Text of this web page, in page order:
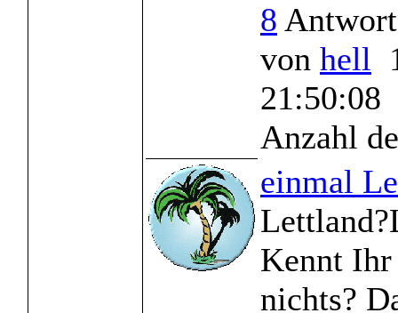
8
von hell
21:50:08
Anzahl
einmal
Kennt
nichts?